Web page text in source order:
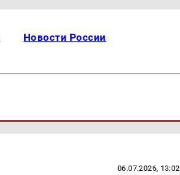
Новости России
06.07.2026, 13:02